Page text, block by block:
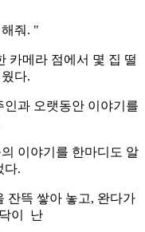
줘. "
카메라 점에서 몇 집 떨
다.
과 오랫동안 이야기를
이야기를 한마디도 알
다.
잔뜩 쌓아 놓고, 완다가
이 난